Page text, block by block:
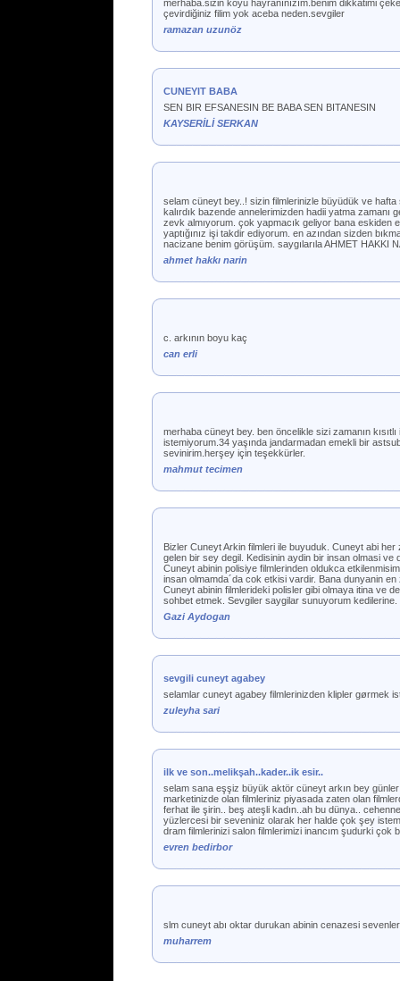
merhaba.sizin koyu hayranınızım.benim dikkatimi
çevirdiğiniz filim yok aceba neden.sevgiler
ramazan uzunöz
CUNEYIT BABA
SEN BIR EFSANESIN BE BABA SEN BITANESIN
KAYSERİLİ SERKAN
selam cüneyt bey..! sizin filmlerinizle büyüdük ve
kalırdık bazende annelerimizden hadii yatma zamanı
zevk almıyorum. çok yapmacık geliyor bana eskiden
yaptığınız işi takdir ediyorum. en azından sizden
nacizane benim görüşüm. saygılarıla AHMET HAKKI
ahmet hakkı narin
c. arkının boyu kaç
can erli
merhaba cüneyt bey. ben öncelikle sizi zamanın
istemiyorum.34 yaşında jandarmadan emekli bir
sevinirim.herşey için teşekkürler.
mahmut tecimen
Bizler Cuneyt Arkin filmleri ile buyuduk. Cuneyt abi
gelen bir sey degil. Kedisinin aydin bir insan olmasi
Cuneyt abinin polisiye filmlerinden oldukca
insan olmamda´da cok etkisi vardir. Bana dunyanin
Cuneyt abinin filmlerideki polisler gibi olmaya itina ve
sohbet etmek. Sevgiler saygilar sunuyorum kedilerine.
Gazi Aydogan
sevgili cuneyt agabey
selamlar cuneyt agabey filmlerinizden klipler gørmek
zuleyha sari
ilk ve son..melikşah..kader..ik esir..
selam sana eşşiz büyük aktör cüneyt arkın bey günler
marketinizde olan filmleriniz piyasada zaten olan
ferhat ile şirin.. beş ateşli kadın..ah bu dünya..
yüzlercesi bir seveniniz olarak her halde çok şey
dram filmlerinizi salon filmlerimizi inancım şudurki çok
evren bedirbor
slm cuneyt abı oktar durukan abinin cenazesi
muharrem